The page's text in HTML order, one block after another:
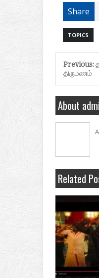
Share
TOPICS
Previous:
திருமணம்
About
Related